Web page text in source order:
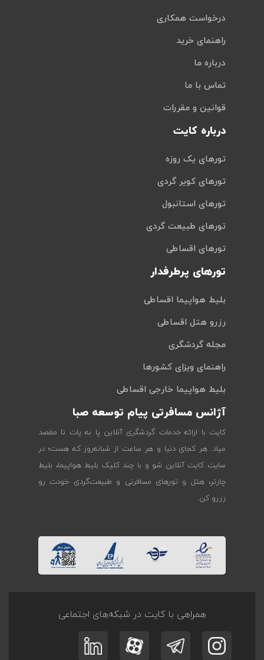
درخواست همکاری
راهنمای خرید
درباره ما
تماس با ما
قوانین و مقررات
درباره کایت
تورهای یک روزه
تورهای کویر گردی
تورهای استانبول
تورهای طبیعت گردی
تورهای اقساطی
تورهای پرطرفدار
بلیط هواپیما اقساطی
رزرو هتل اقساطی
مجله گردشگری
راهنمای ویزای کشورها
بلیط هواپیما خارجی اقساطی
آژانس مسافرتی پیام توسعه صبا
کایت با ارائه خدمات گردشگری آنلاین پا به پات تا مقصد
میاد. هر کجای دنیا و هر ساعت از شبانه‌روز که هست؛ در
سایت کایت آنلاین شو و با چند کلیک بلیط هواپیما، بلیط
چارتر، هتل و تورهای مسافرتی و طبیعت‌گردی خودت رو
رزرو کن.
همراهی با کایت در شبکه‌های اجتماعی